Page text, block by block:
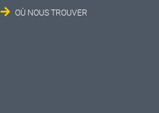
OÙ NOUS TROUVER